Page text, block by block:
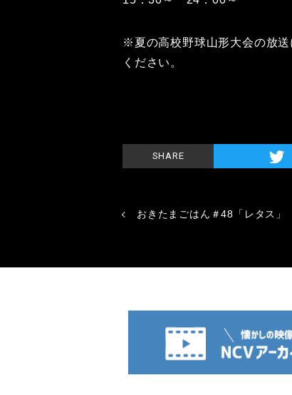
※夏の高校野球山形大会の放
ください。
SHARE
おきたまごはん＃48「レタス」